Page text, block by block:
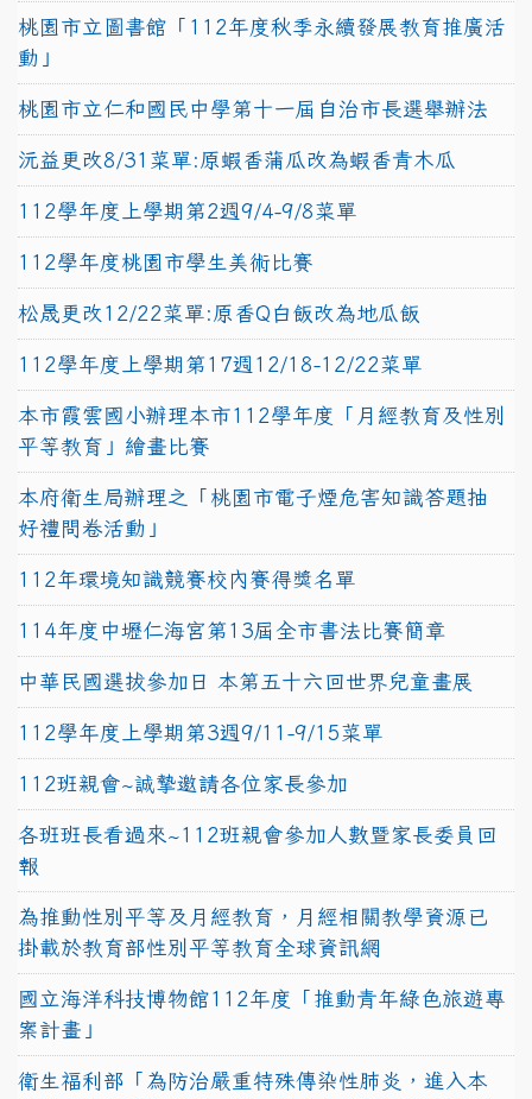
桃園市立圖書館「112年度秋季永續發展教育推廣活
動」
桃園市立仁和國民中學第十一屆自治市長選舉辦法
沅益更改8/31菜單:原蝦香蒲瓜改為蝦香青木瓜
112學年度上學期第2週9/4-9/8菜單
112學年度桃園市學生美術比賽
松晟更改12/22菜單:原香Q白飯改為地瓜飯
112學年度上學期第17週12/18-12/22菜單
本市霞雲國小辦理本市112學年度「月經教育及性別
平等教育」繪畫比賽
本府衛生局辦理之「桃園市電子煙危害知識答題抽
好禮問卷活動」
112年環境知識競賽校內賽得獎名單
114年度中壢仁海宮第13屆全市書法比賽簡章
中華民國選拔參加日 本第五十六回世界兒童畫展
112學年度上學期第3週9/11-9/15菜單
112班親會~誠摯邀請各位家長參加
各班班長看過來~112班親會參加人數暨家長委員回
報
為推動性別平等及月經教育，月經相關教學資源已
掛載於教育部性別平等教育全球資訊網
國立海洋科技博物館112年度「推動青年綠色旅遊專
案計畫」
衛生福利部「為防治嚴重特殊傳染性肺炎，進入本